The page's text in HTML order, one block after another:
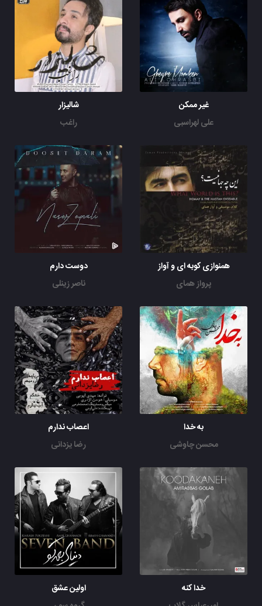
غیر ممکن
علی لهراسبی
شالیزار
راغب
همنوازی کوبه ای و آواز
پرواز همای
دوست دارم
ناصر زینلی
به خدا
محسن چاوشی
اعصاب ندارم
رضا یزدانی
خدا کنه
اولین عشق